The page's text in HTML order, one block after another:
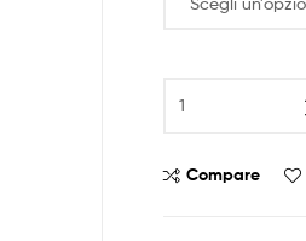
Compare